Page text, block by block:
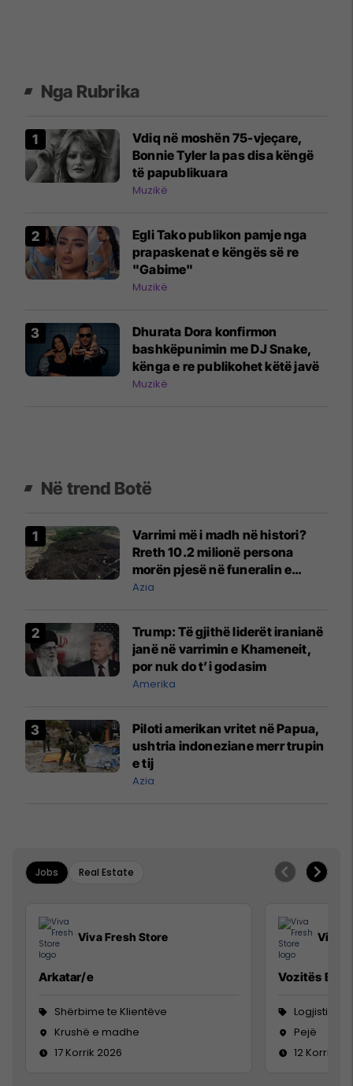
Nga Rubrika
Vdiq në moshën 75-vjeçare,
Bonnie Tyler la pas disa këngë
të papublikuara
Muzikë
Egli Tako publikon pamje nga
prapaskenat e këngës së re
"Gabime"
Muzikë
Dhurata Dora konfirmon
bashkëpunimin me DJ Snake,
kënga e re publikohet këtë javë
Muzikë
Në trend Botë
Varrimi më i madh në histori?
Rreth 10.2 milionë persona
morën pjesë në funeralin e
liderit të Iranit në 1989
Azia
Trump: Të gjithë liderët iranianë
janë në varrimin e Khameneit,
por nuk do t’i godasim
Amerika
Piloti amerikan vritet në Papua,
ushtria indoneziane merr trupin
e tij
Azia
Jobs Real Estate
Viva Fresh Store
Arkatar/e
Shërbime te Klientëve
Krushë e madhe
17 Korrik 2026
Viva
Vozitës B
Logjistikë
Pejë
12 Korrik